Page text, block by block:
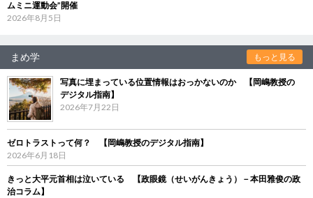
ムミニ運動会”開催
2026年8月5日
まめ学 もっと見る
写真に埋まっている位置情報はおっかないのか 【岡嶋教授の
デジタル指南】
2026年7月22日
ゼロトラストって何？ 【岡嶋教授のデジタル指南】
2026年6月18日
きっと大平元首相は泣いている 【政眼鏡（せいがんきょう）－本田雅俊の政
治コラム】